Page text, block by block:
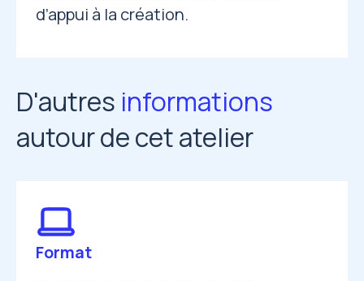
d’appui à la création.
D'autres informations
autour de cet atelier
Format